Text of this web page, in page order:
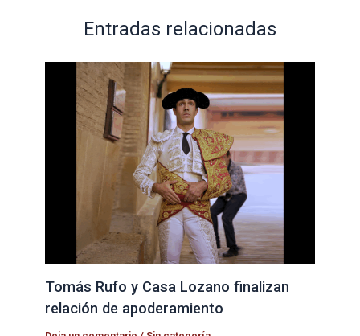
Entradas relacionadas
Tomás Rufo y Casa Lozano finalizan
relación de apoderamiento